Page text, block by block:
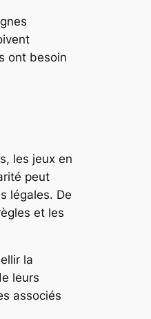
ont besoin
les jeux en
peut
légales. De
et les
la
leurs
associés